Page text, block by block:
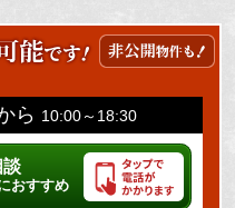
ら 10:00～18:30
談
おすすめ